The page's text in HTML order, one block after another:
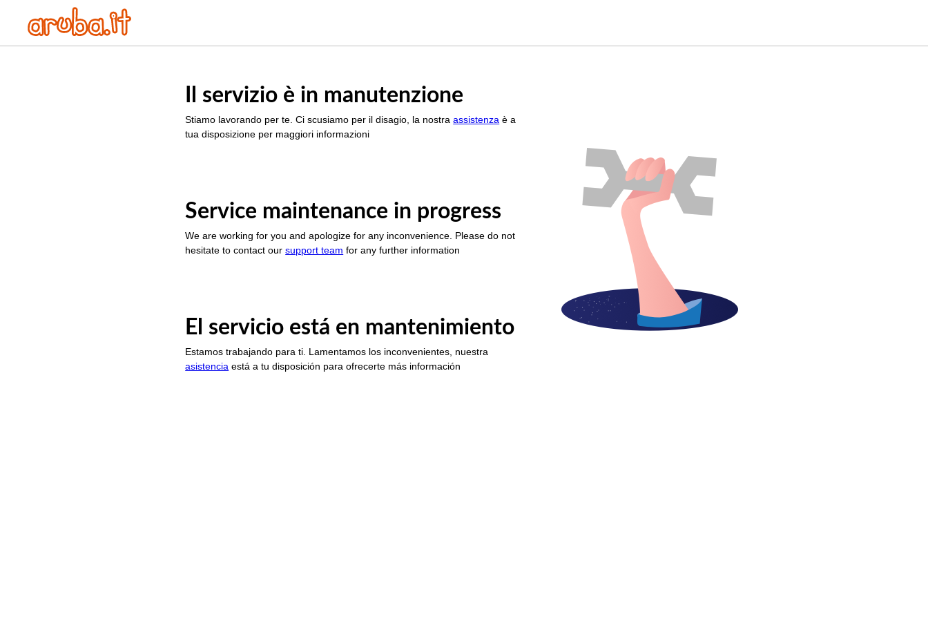
Il servizio è in manutenzione
Stiamo lavorando per te. Ci scusiamo per il disagio, la nostraassistenza è a
tua disposizione per maggiori informazioni
Service maintenance in progress
We are working for you and apologize for any inconvenience. Please do not
hesitate to contact oursupport team for any further information
El servicio está en mantenimiento
Estamos trabajando para ti. Lamentamos los inconvenientes, nuestra
asistencia está a tu disposición para ofrecerte más información